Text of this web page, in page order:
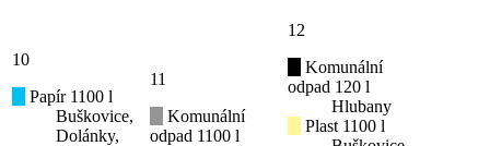
10
Papír 1100 l
Buškovice,
Dolánky,
11
Komunální
odpad 1100 l
12
Komunální
odpad 120 l
Hlubany
Plast 1100 l